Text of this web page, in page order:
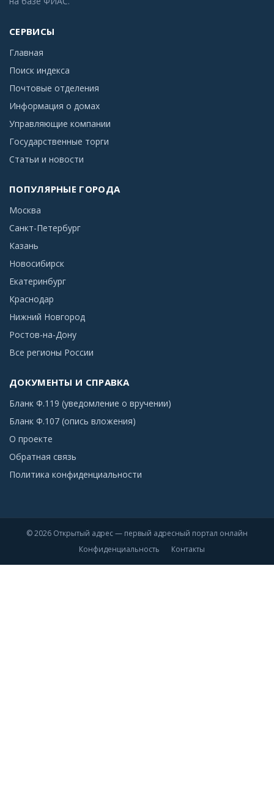
СЕРВИСЫ
Главная
Поиск индекса
Почтовые отделения
Информация о домах
Управляющие компании
Государственные торги
Статьи и новости
ПОПУЛЯРНЫЕ ГОРОДА
Москва
Санкт-Петербург
Казань
Новосибирск
Екатеринбург
Краснодар
Нижний Новгород
Ростов-на-Дону
Все регионы России
ДОКУМЕНТЫ И СПРАВКА
Бланк Ф.119 (уведомление о вручении)
Бланк Ф.107 (опись вложения)
О проекте
Обратная связь
Политика конфиденциальности
© 2026 Открытый адрес — первый адресный портал онлайн
Конфиденциальность
Контакты